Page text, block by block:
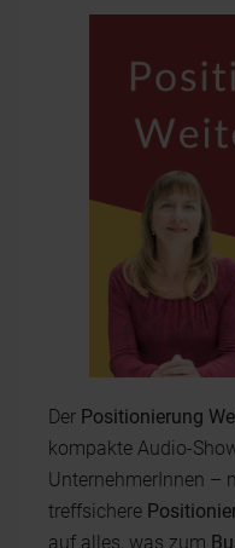
Der Positionierung
kompakte Audio-
UnternehmerInnen –
treffsichere
auf alles, was zum